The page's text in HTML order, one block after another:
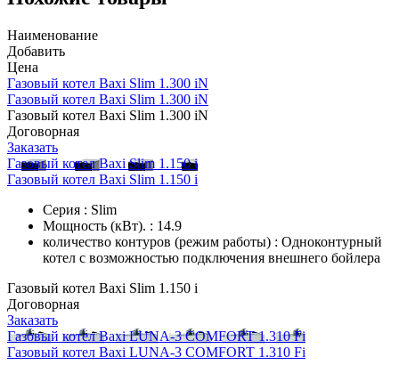
Наименование
Добавить
Цена
Газовый котел Baxi Slim 1.300 iN
Газовый котел Baxi Slim 1.300 iN
Газовый котел Baxi Slim 1.300 iN
Договорная
Заказать
Газовый котел Baxi Slim 1.150 i
Газовый котел Baxi Slim 1.150 i
Серия : Slim
Мощность (кВт). : 14.9
количество контуров (режим работы) : Одноконтурный
котел с возможностью подключения внешнего бойлера
Газовый котел Baxi Slim 1.150 i
Договорная
Заказать
Газовый котел Baxi LUNA-3 COMFORT 1.310 Fi
Газовый котел Baxi LUNA-3 COMFORT 1.310 Fi